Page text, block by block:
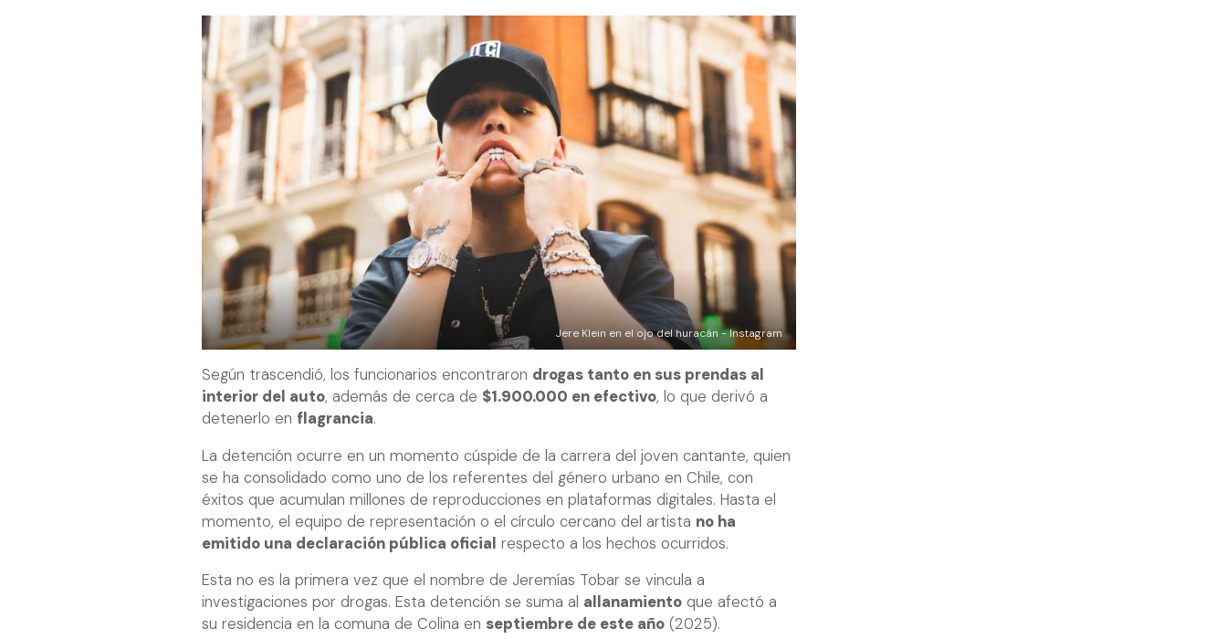
Jere Klein en el ojo del huracán - Instagram
Según trascendió, los funcionarios encontraron drogas tanto en sus prendas al
interior del auto, además de cerca de $1.900.000 en efectivo, lo que derivó a
detenerlo en flagrancia.
La detención ocurre en un momento cúspide de la carrera del joven cantante, quien
se ha consolidado como uno de los referentes del género urbano en Chile, con
éxitos que acumulan millones de reproducciones en plataformas digitales. Hasta el
momento, el equipo de representación o el círculo cercano del artista no ha
emitido una declaración pública oficial respecto a los hechos ocurridos.
Esta no es la primera vez que el nombre de Jeremías Tobar se vincula a
investigaciones por drogas. Esta detención se suma al allanamiento que afectó a
su residencia en la comuna de Colina en septiembre de este año (2025).